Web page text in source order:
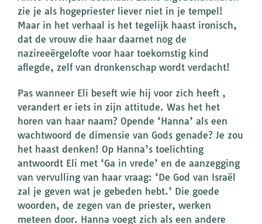
zie je als hogepriester liever niet in je tempel!
Maar in het verhaal is het tegelijk haast ironisch,
dat de vrouw die haar daarnet nog de
nazireeërgelofte voor haar toekomstig kind
aflegde, zelf van dronkenschap wordt verdacht!
Pas wanneer Eli beseft wie hij voor zich heeft ,
verandert er iets in zijn attitude. Was het het
horen van haar naam? Opende ‘Hanna’ als een
wachtwoord de dimensie van Gods genade? Je zou
het haast denken! Op Hanna’s toelichting
antwoordt Eli met ‘Ga in vrede’ en de aanzegging
van vervulling van haar vraag: ‘De God van Israël
zal je geven wat je gebeden hebt.’ Die goede
woorden, de zegen van de priester, werken
meteen door. Hanna voegt zich als een andere